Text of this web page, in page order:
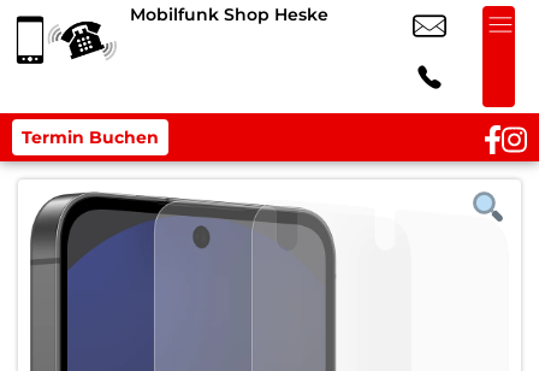
Mobilfunk Shop Heske
Termin Buchen